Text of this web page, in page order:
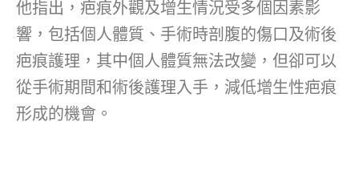
他指出，疤痕外觀及增生情況受多個因素影
響，包括個人體質、手術時剖腹的傷口及術後
疤痕護理，其中個人體質無法改變，但卻可以
從手術期間和術後護理入手，減低增生性疤痕
形成的機會。